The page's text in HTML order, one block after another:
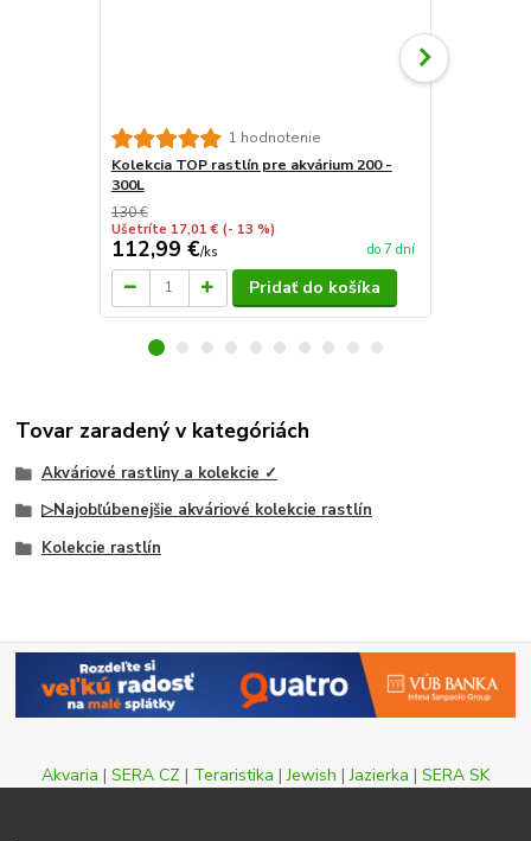
1 hodnotenie
Kolekcia TOP rastlín pre akvárium 200 -
300L
130 €
Ušetríte 17,01 € (- 13 %)
112,99 €/ks do 7 dní
Pridať do košíka
Tovar zaradený v kategóriách
Akváriové rastliny a kolekcie ✓
▷Najobľúbenejšie akváriové kolekcie rastlín
Kolekcie rastlín
Akvaria | SERA CZ | Teraristika |Jewish |Jazierka | SERA SK